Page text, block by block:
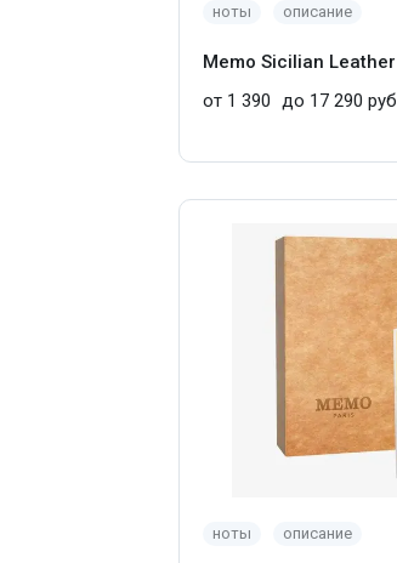
ноты описание
Memo Sicilian Leather
от 1 390
до 17 290 руб
ноты описание